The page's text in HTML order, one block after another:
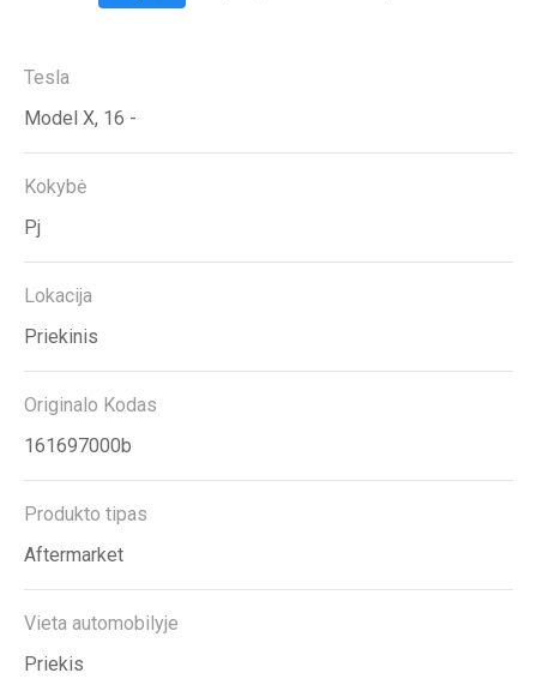
Tesla
Model X, 16 -
Kokybė
Pj
Lokacija
Priekinis
Originalo Kodas
161697000b
Produkto tipas
Aftermarket
Vieta automobilyje
Priekis